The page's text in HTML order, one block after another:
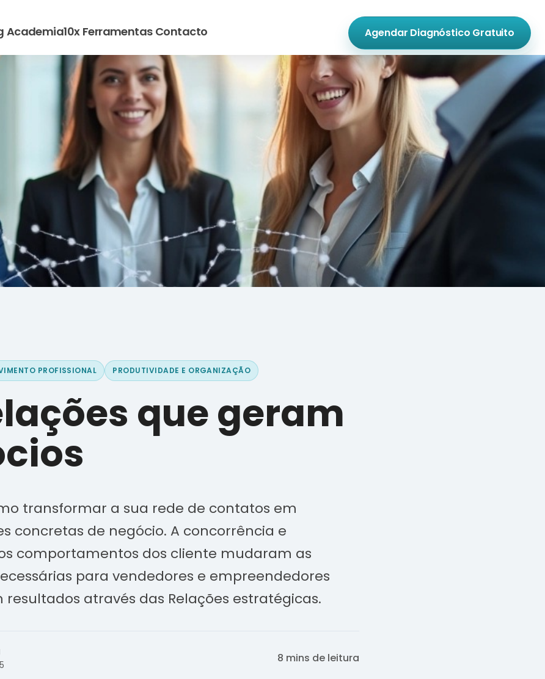
Academia10x Ferramentas Contacto Agendar Diagnóstico Gratuito
PROFISSIONAL PRODUTIVIDADE E ORGANIZAÇÃO
que geram
transformar a sua rede de contatos em
concretas de negócio. A concorrência e
comportamentos dos cliente mudaram as
para vendedores e empreendedores
através das Relações estratégicas.
8 mins de leitura